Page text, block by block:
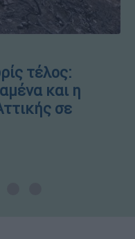
τέλος:
και η
σε